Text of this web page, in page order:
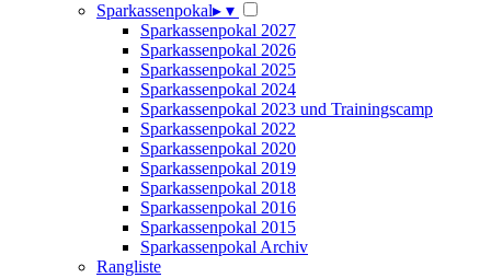
Sparkassenpokal▸ ▾
Sparkassenpokal 2027
Sparkassenpokal 2026
Sparkassenpokal 2025
Sparkassenpokal 2024
Sparkassenpokal 2023 und Trainingscamp
Sparkassenpokal 2022
Sparkassenpokal 2020
Sparkassenpokal 2019
Sparkassenpokal 2018
Sparkassenpokal 2016
Sparkassenpokal 2015
Sparkassenpokal Archiv
Rangliste